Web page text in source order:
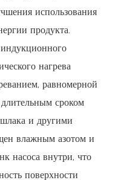
использования
продукта.
нагрева
равномерной
сроком
и другими
влажным азотом и
насоса внутри, что
поверхности